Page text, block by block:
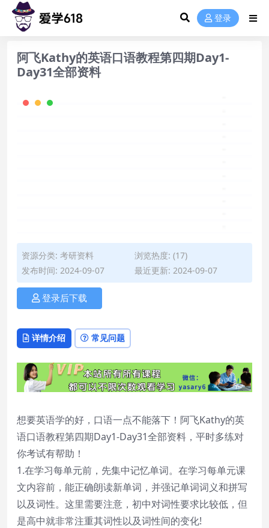
登录
阿飞Kathy的英语口语教程第四期Day1-
Day31全部资料
资源分类: 考研资料
浏览热度: (17)
发布时间: 2024-09-07
最近更新: 2024-09-07
登录后下载
详情介绍 常见问题
想要英语学的好，口语一点不能落下！阿飞Kathy的英
语口语教程第四期Day1-Day31全部资料，平时多练对
你考试有帮助！
1.在学习每单元前，先集中记忆单词。在学习每单元课
文内容前，能正确朗读新单词，并强记单词词义和拼写
以及词性。这里需要注意，初中对词性要求比较低，但
是高中就非常注重其词性以及词性间的变化!